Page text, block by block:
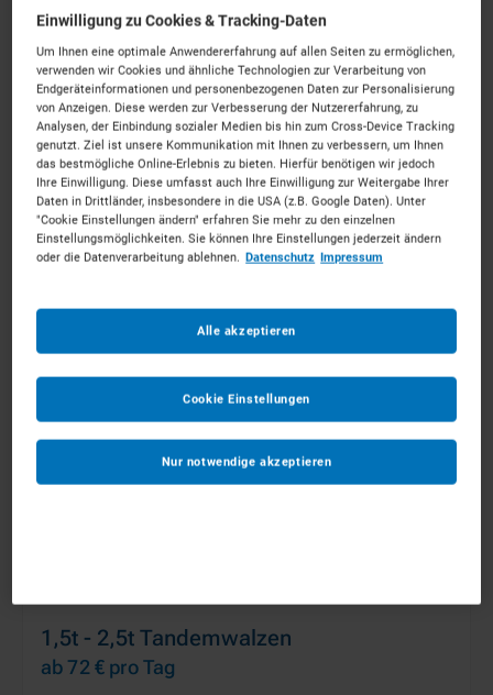
bis 1,5t Tandemwalzen
ab 65 €pro Tag
MEHR ERFAHREN
1,5t - 2,5t Tandemwalzen
ab 72 € pro Tag
Einwilligung zu Cookies & Tracking-Daten
Um Ihnen eine optimale Anwendererfahrung auf allen Seiten zu ermöglichen,
verwenden wir Cookies und ähnliche Technologien zur Verarbeitung von
Endgeräteinformationen und personenbezogenen Daten zur Personalisierung
von Anzeigen. Diese werden zur Verbesserung der Nutzererfahrung, zu
Analysen, der Einbindung sozialer Medien bis hin zum Cross-Device Tracking
genutzt. Ziel ist unsere Kommunikation mit Ihnen zu verbessern, um Ihnen
das bestmögliche Online-Erlebnis zu bieten. Hierfür benötigen wir jedoch
Ihre Einwilligung. Diese umfasst auch Ihre Einwilligung zur Weitergabe Ihrer
Daten in Drittländer, insbesondere in die USA (z.B. Google Daten). Unter
"Cookie Einstellungen ändern" erfahren Sie mehr zu den einzelnen
Einstellungsmöglichkeiten. Sie können Ihre Einstellungen jederzeit ändern
oder die Datenverarbeitung ablehnen. Datenschutz Impressum
Nur notwendige akzeptieren
Alle akzeptieren
Cookie Einstellungen